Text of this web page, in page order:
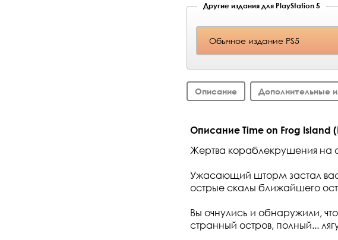
Другие издания для PlayStation 5
Обычное издание PS5
Описание Дополнительные
Описание Time on Frog Island
Жертва кораблекрушения на
Ужасающий шторм застал
острые скалы ближайшего
Вы очнулись и обнаружили,
странный остров, полный...